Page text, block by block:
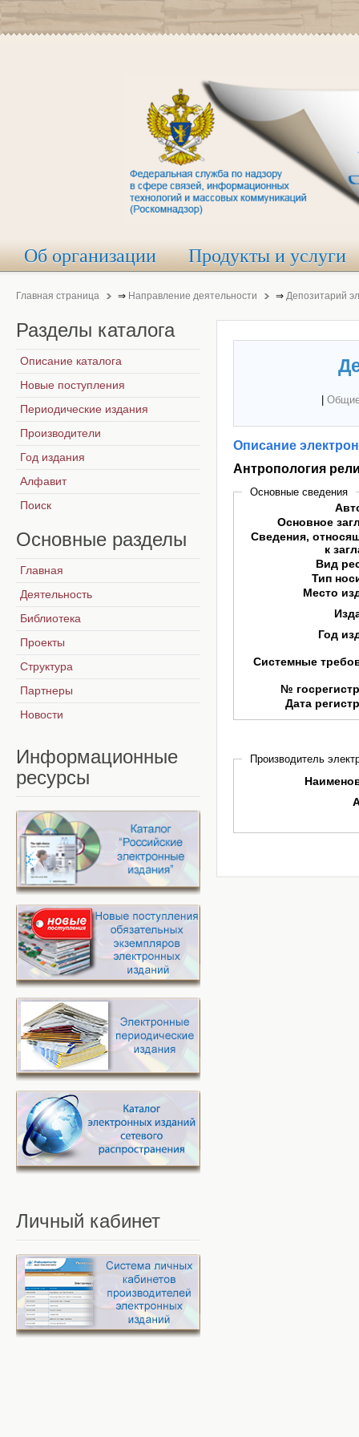
Об организации Продукты и услуги
Главная страница ⇒ Направление деятельности ⇒ Депозитарий
Описание
Антропология
Основные сведения
Основное
Сведения,
к
Вид
Тип
Место
Год
Системные
№
Дата
Производитель
Разделы каталога
Описание каталога
Новые поступления
Периодические издания
Производители
Год издания
Алфавит
Поиск
Основные разделы
Главная
Деятельность
Библиотека
Проекты
Структура
Партнеры
Новости
Информационные
ресурсы
Личный кабинет